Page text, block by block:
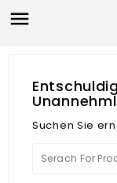

Suchen Sie